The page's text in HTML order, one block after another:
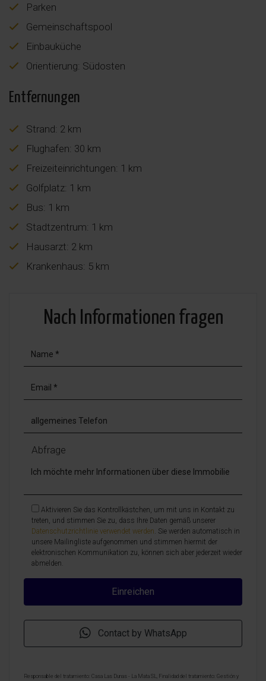
Parken
Gemeinschaftspool
Einbauküche
Orientierung: Südosten
Entfernungen
Strand: 2 km
Flughafen: 30 km
Freizeiteinrichtungen: 1 km
Golfplatz: 1 km
Bus: 1 km
Stadtzentrum: 1 km
Hausarzt: 2 km
Krankenhaus: 5 km
Nach Informationen fragen
Abfrage
Aktivieren Sie das Kontrollkästchen, um mit uns in Kontakt zu
treten, und stimmen Sie zu, dass Ihre Daten gemäß unserer
Datenschutzrichtlinie verwendet werden. Sie werden automatisch in
unsere Mailingliste aufgenommen und stimmen hiermit der
elektronischen Kommunikation zu, können sich aber jederzeit wieder
abmelden.
Contact by WhatsApp
Responsable del tratamiento: Casa Las Dunas - La Mata SL, Finalidad del tratamiento: Gestión y